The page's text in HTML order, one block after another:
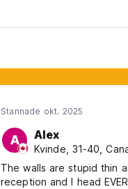
Stannade okt. 2025
A Alex
Kvinde, 31-40,
The walls are stupid thin
reception and I head